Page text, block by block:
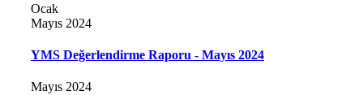
Ocak
Mayıs 2024
YMS Değerlendirme Raporu - Mayıs 2024
Mayıs 2024